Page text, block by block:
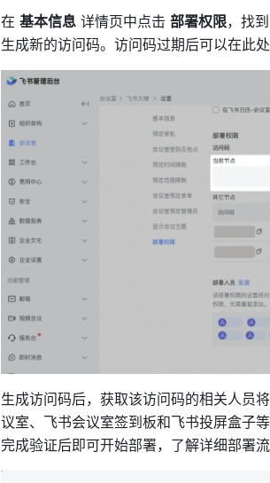
在 基本信息 详情页中点击 部署权限，找到
生成新的访问码。访问码过期后可以在此处
生成访问码后，获取该访问码的相关人员
议室、飞书会议室签到板和飞书投屏盒子
完成验证后即可开始部署，了解详细部署流